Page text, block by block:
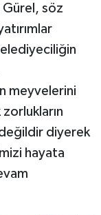
Gürel, söz
meyvelerini
diyerek
hayata